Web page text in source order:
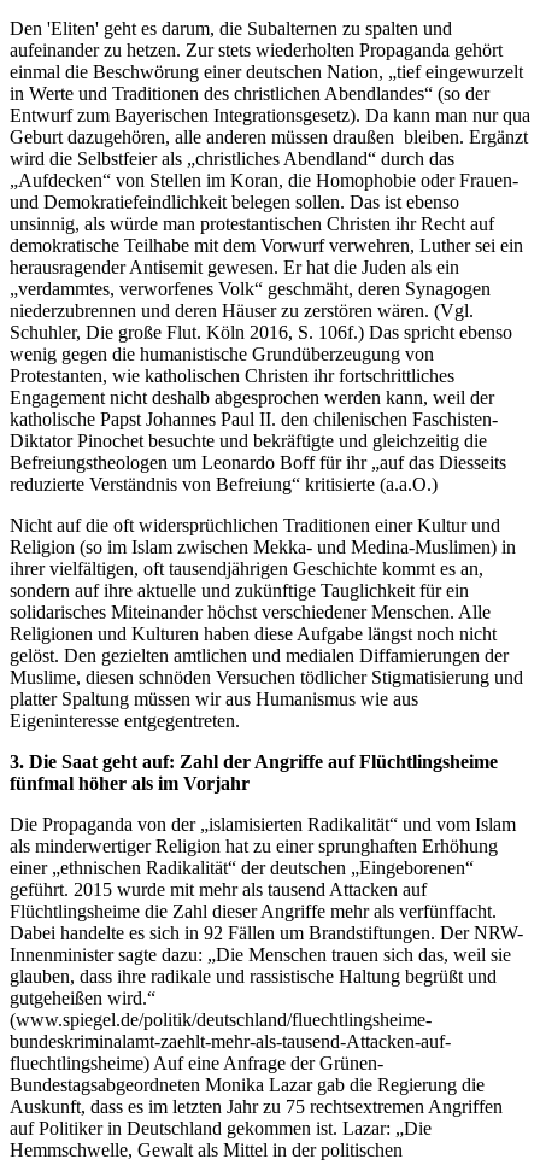
Den 'Eliten' geht es darum, die Subalternen zu spalten und
aufeinander zu hetzen. Zur stets wiederholten Propaganda gehört
einmal die Beschwörung einer deutschen Nation, „tief eingewurzelt
in Werte und Traditionen des christlichen Abendlandes“ (so der
Entwurf zum Bayerischen Integrationsgesetz). Da kann man nur qua
Geburt dazugehören, alle anderen müssen draußen bleiben. Ergänzt
wird die Selbstfeier als „christliches Abendland“ durch das
„Aufdecken“ von Stellen im Koran, die Homophobie oder Frauen-
und Demokratiefeindlichkeit belegen sollen. Das ist ebenso
unsinnig, als würde man protestantischen Christen ihr Recht auf
demokratische Teilhabe mit dem Vorwurf verwehren, Luther sei ein
herausragender Antisemit gewesen. Er hat die Juden als ein
„verdammtes, verworfenes Volk“ geschmäht, deren Synagogen
niederzubrennen und deren Häuser zu zerstören wären. (Vgl.
Schuhler, Die große Flut. Köln 2016, S. 106f.) Das spricht ebenso
wenig gegen die humanistische Grundüberzeugung von
Protestanten, wie katholischen Christen ihr fortschrittliches
Engagement nicht deshalb abgesprochen werden kann, weil der
katholische Papst Johannes Paul II. den chilenischen Faschisten-
Diktator Pinochet besuchte und bekräftigte und gleichzeitig die
Befreiungstheologen um Leonardo Boff für ihr „auf das Diesseits
reduzierte Verständnis von Befreiung“ kritisierte (a.a.O.)
Nicht auf die oft widersprüchlichen Traditionen einer Kultur und
Religion (so im Islam zwischen Mekka- und Medina-Muslimen) in
ihrer vielfältigen, oft tausendjährigen Geschichte kommt es an,
sondern auf ihre aktuelle und zukünftige Tauglichkeit für ein
solidarisches Miteinander höchst verschiedener Menschen. Alle
Religionen und Kulturen haben diese Aufgabe längst noch nicht
gelöst. Den gezielten amtlichen und medialen Diffamierungen der
Muslime, diesen schnöden Versuchen tödlicher Stigmatisierung und
platter Spaltung müssen wir aus Humanismus wie aus
Eigeninteresse entgegentreten.
3. Die Saat geht auf: Zahl der Angriffe auf Flüchtlingsheime
fünfmal höher als im Vorjahr
Die Propaganda von der „islamisierten Radikalität“ und vom Islam
als minderwertiger Religion hat zu einer sprunghaften Erhöhung
einer „ethnischen Radikalität“ der deutschen „Eingeborenen“
geführt. 2015 wurde mit mehr als tausend Attacken auf
Flüchtlingsheime die Zahl dieser Angriffe mehr als verfünffacht.
Dabei handelte es sich in 92 Fällen um Brandstiftungen. Der NRW-
Innenminister sagte dazu: „Die Menschen trauen sich das, weil sie
glauben, dass ihre radikale und rassistische Haltung begrüßt und
gutgeheißen wird.“
(www.spiegel.de/politik/deutschland/fluechtlingsheime-
bundeskriminalamt-zaehlt-mehr-als-tausend-Attacken-auf-
fluechtlingsheime) Auf eine Anfrage der Grünen-
Bundestagsabgeordneten Monika Lazar gab die Regierung die
Auskunft, dass es im letzten Jahr zu 75 rechtsextremen Angriffen
auf Politiker in Deutschland gekommen ist. Lazar: „Die
Hemmschwelle, Gewalt als Mittel in der politischen